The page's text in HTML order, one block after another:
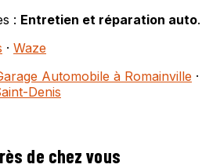
: Entretien et réparation auto.
· Waze
Automobile à Romainville ·
Denis
de chez vous